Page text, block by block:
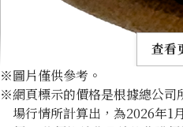
查看
※圖片僅供參考。
※網頁標示的價格是根據總公司
場行情所計算出，為2026年1